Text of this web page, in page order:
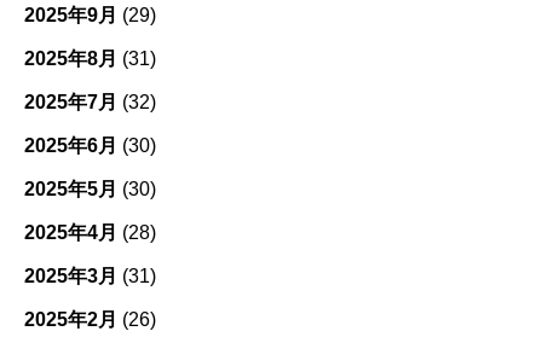
2025年9月 (29)
2025年8月 (31)
2025年7月 (32)
2025年6月 (30)
2025年5月 (30)
2025年4月 (28)
2025年3月 (31)
2025年2月 (26)